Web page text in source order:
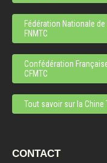
Fédération Nationale
FNMTC
Confédération
CFMTC
Tout savoir sur la Chine
CONTACT